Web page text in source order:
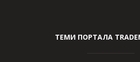
ТЕМИ ПОРТАЛА